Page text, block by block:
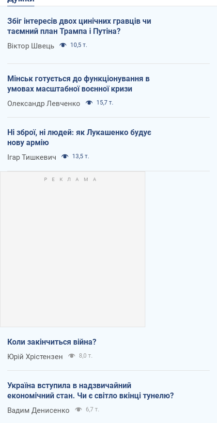
Збіг інтересів двох цинічних гравців чи
таємний план Трампа і Путіна?
Віктор Швець 10,5 т.
Мінськ готується до функціонування в
умовах масштабної воєнної кризи
Олександр Левченко 15,7 т.
Ні зброї, ні людей: як Лукашенко будує
нову армію
Ігар Тишкевич 13,5 т.
Коли закінчиться війна?
Юрій Хрістензен 8,0 т.
Україна вступила в надзвичайний
економічний стан. Чи є світло вкінці тунелю?
Вадим Денисенко 6,7 т.